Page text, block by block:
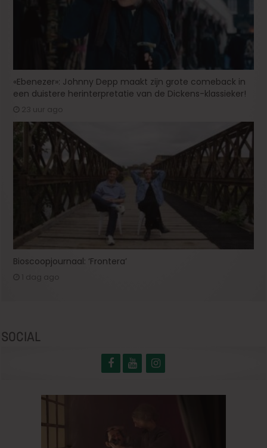
«Ebenezer»: Johnny Depp maakt zijn grote comeback in
een duistere herinterpretatie van de Dickens-klassieker!
23 uur ago
Bioscoopjournaal: ‘Frontera’
SOCIAL